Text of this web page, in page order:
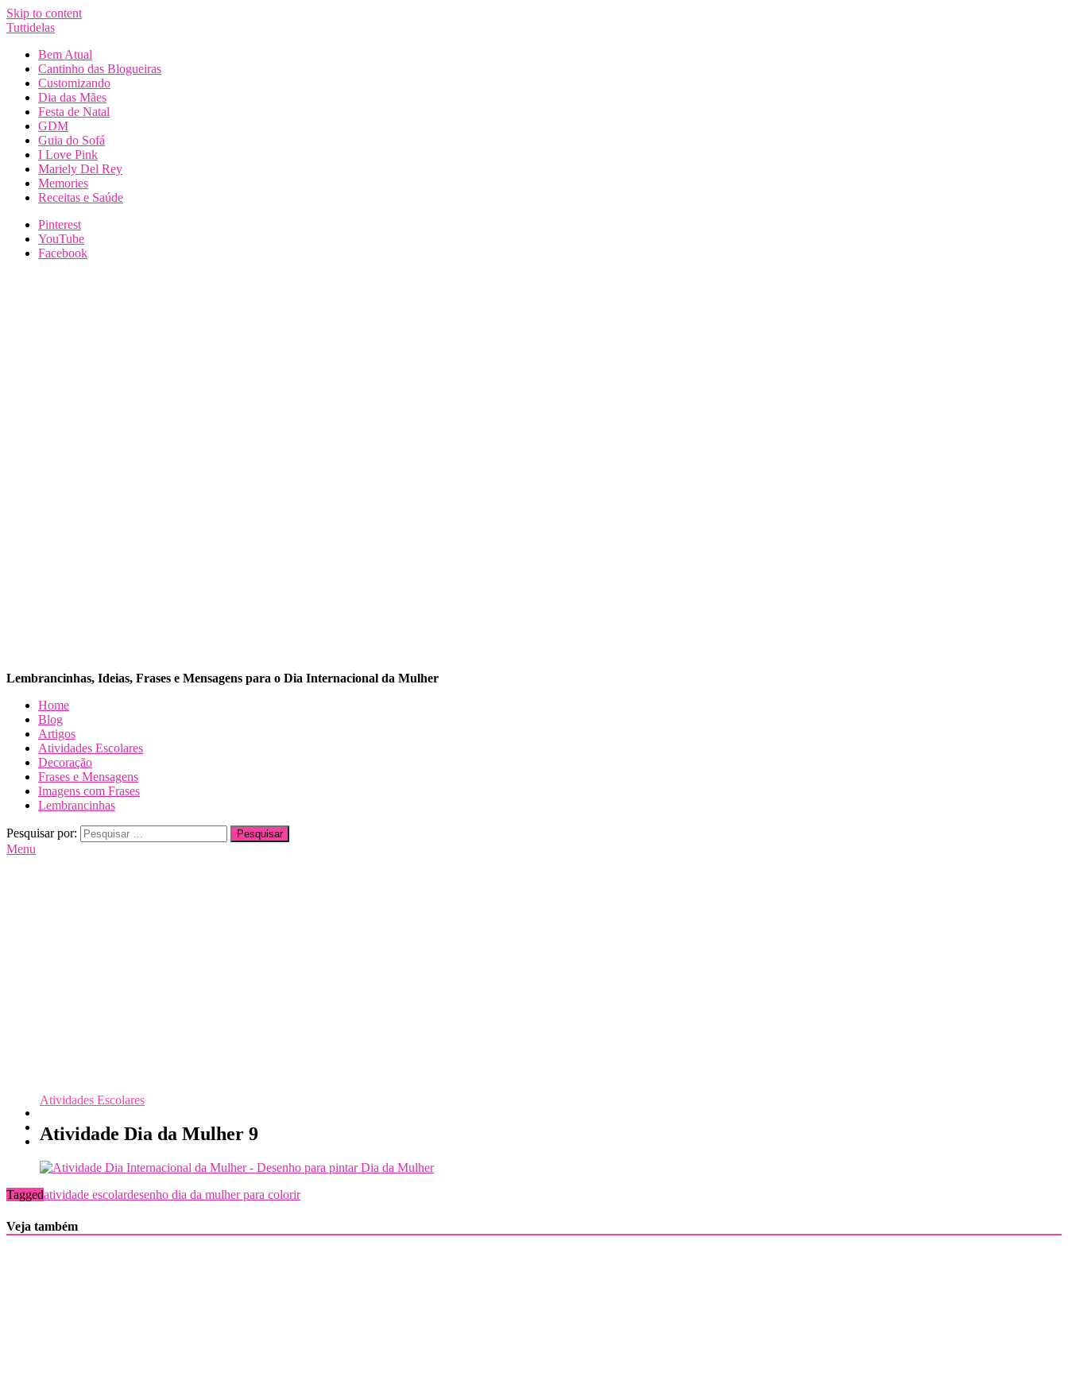
Skip to content
Tuttidelas
Bem Atual
Cantinho das Blogueiras
Customizando
Dia das Mães
Festa de Natal
GDM
Guia do Sofá
I Love Pink
Mariely Del Rey
Memories
Receitas e Saúde
Pinterest
YouTube
Facebook
Dia da Mulher
Lembrancinhas, Ideias, Frases e Mensagens para o Dia Internacional da Mulher
Dia da Mulher
Dia da Mulher
Home
Blog
Artigos
Atividades Escolares
Decoração
Frases e Mensagens
Imagens com Frases
Lembrancinhas
Pesquisar por:
Menu
Atividades Escolares
Atividade Dia da Mulher 9
Taggedatividade escolardesenho dia da mulher para colorir
Veja também